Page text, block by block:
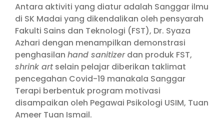
Antara aktiviti yang diatur adalah Sanggar ilmu
di SK Madai yang dikendalikan oleh pensyarah
Fakulti Sains dan Teknologi (FST), Dr. Syaza
Azhari dengan menampilkan demonstrasi
penghasilan hand sanitizerdan produk FST,
shrink art selain pelajar diberikan taklimat
pencegahan Covid-19 manakala Sanggar
Terapi berbentuk program motivasi
disampaikan oleh Pegawai Psikologi USIM, Tuan
Ameer Tuan Ismail.